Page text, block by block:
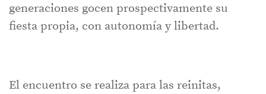
generaciones gocen prospectivamente su
fiesta propia, con autonomía y libertad.
El encuentro se realiza para las reinitas,